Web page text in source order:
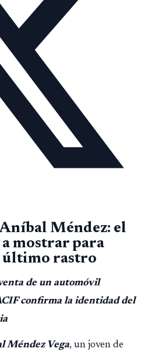
Méndez: el
mostrar para
último rastro
de un automóvil
confirma la identidad del
Méndez Vega, un joven de